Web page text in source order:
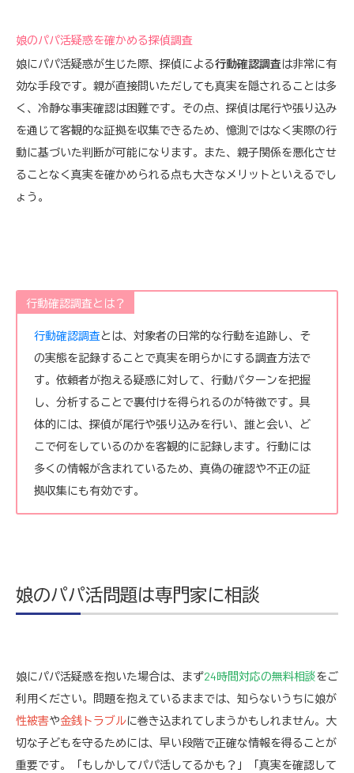
娘のパパ活疑惑を確かめる探偵調査
娘にパパ活疑惑が生じた際、探偵による行動確認調査は非常に有
効な手段です。親が直接問いただしても真実を隠されることは多
く、冷静な事実確認は困難です。その点、探偵は尾行や張り込み
を通じて客観的な証拠を収集できるため、憶測ではなく実際の行
動に基づいた判断が可能になります。また、親子関係を悪化させ
ることなく真実を確かめられる点も大きなメリットといえるでし
ょう。
行動確認調査とは？
行動確認調査とは、対象者の日常的な行動を追跡し、そ
の実態を記録することで真実を明らかにする調査方法で
す。依頼者が抱える疑惑に対して、行動パターンを把握
し、分析することで裏付けを得られるのが特徴です。具
体的には、探偵が尾行や張り込みを行い、誰と会い、ど
こで何をしているのかを客観的に記録します。行動には
多くの情報が含まれているため、真偽の確認や不正の証
拠収集にも有効です。
娘のパパ活問題は専門家に相談
娘にパパ活疑惑を抱いた場合は、まず24時間対応の無料相談をご
利用ください。問題を抱えているままでは、知らないうちに娘が
性被害や金銭トラブルに巻き込まれてしまうかもしれません。大
切な子どもを守るためには、早い段階で正確な情報を得ることが
重要です。「もしかしてパパ活してるかも？」「真実を確認して